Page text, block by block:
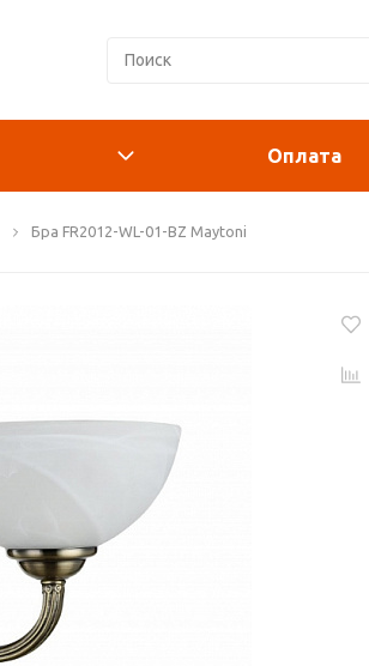
Оплата
Бра FR2012-WL-01-BZ Maytoni